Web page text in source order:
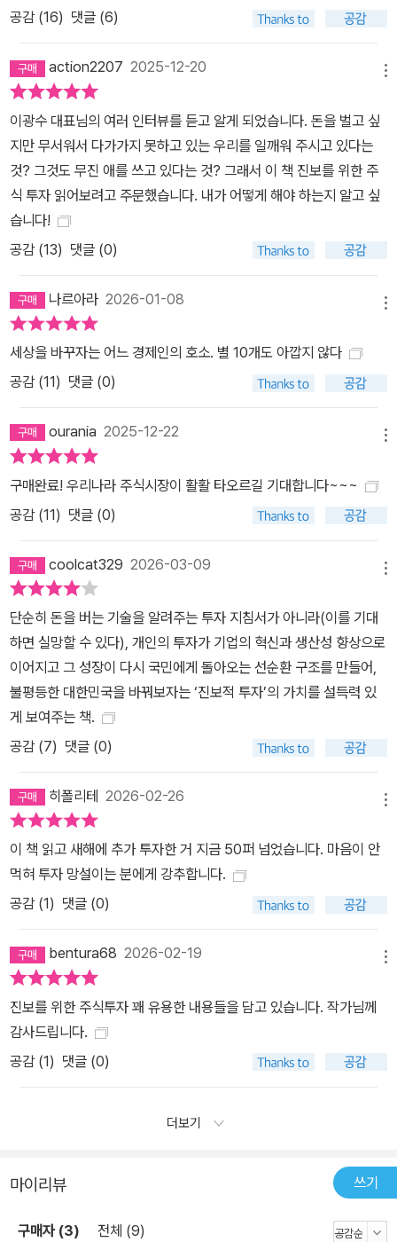
공감 (16) 댓글 (6)
action2207 2025-12-20
이광수 대표님의 여러 인터뷰를 듣고 알게 되었습니다. 돈을 벌고 싶
지만 무서워서 다가가지 못하고 있는 우리를 일깨워 주시고 있다는
것? 그것도 무진 애를 쓰고 있다는 것? 그래서 이 책 진보를 위한 주
식 투자 읽어보려고 주문했습니다. 내가 어떻게 해야 하는지 알고 싶
습니다!
공감 (13) 댓글 (0)
나르아라 2026-01-08
세상을 바꾸자는 어느 경제인의 호소. 별 10개도 아깝지 않다
공감 (11) 댓글 (0)
ourania 2025-12-22
구매완료! 우리나라 주식시장이 활활 타오르길 기대합니다~~~
공감 (11) 댓글 (0)
coolcat329 2026-03-09
단순히 돈을 버는 기술을 알려주는 투자 지침서가 아니라(이를 기대
하면 실망할 수 있다), 개인의 투자가 기업의 혁신과 생산성 향상으로
이어지고 그 성장이 다시 국민에게 돌아오는 선순환 구조를 만들어,
불평등한 대한민국을 바꿔보자는 ‘진보적 투자’의 가치를 설득력 있
게 보여주는 책.
공감 (7) 댓글 (0)
히폴리테 2026-02-26
이 책 읽고 새해에 추가 투자한 거 지금 50퍼 넘었습니다. 마음이 안
먹혀 투자 망설이는 분에게 강추합니다.
공감 (1) 댓글 (0)
bentura68 2026-02-19
진보를 위한 주식투자 꽤 유용한 내용들을 담고 있습니다. 작가님께
감사드립니다.
공감 (1) 댓글 (0)
더보기
마이리뷰 쓰기
구매자 (3) 전체 (9)